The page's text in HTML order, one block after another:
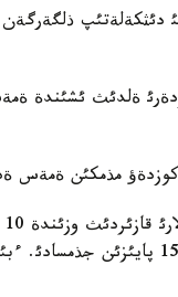
دئثكةلةتئپ
ةلدئث ئشئندة
كوزدةؤ مذمكئن ةمةس
بذكئل الةمدئك ئج و-نئث ءئس